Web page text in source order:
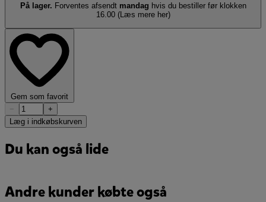
På lager. Forventes afsendt mandag hvis du bestiller før klokken
16.00 (Læs mere her)
Gem som favorit
−
+
Læg i indkøbskurven
Du kan også lide
Andre kunder købte også